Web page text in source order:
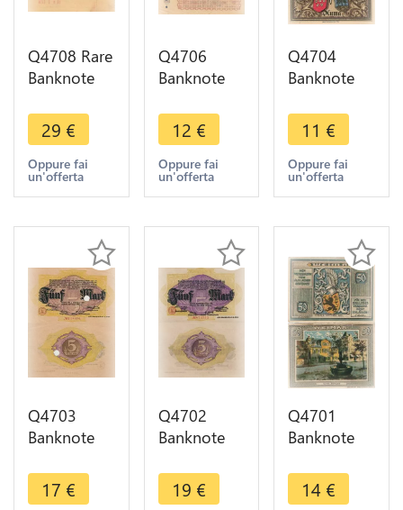
Q4708 Rare
Banknote
Metz Bank
Check
Volksbank
Reichsmark
AU
29 €
Oppure fai
un'offerta
Q4706
Banknote
Des Kreises
Arhweiler
500 000
Mark 1923
Offer
12 €
Oppure fai
un'offerta
Q4704
Banknote
Der Stadt
Huma 50
Pfennig
1921
- Make
11 €
Oppure fai
un'offerta
Q4703
Banknote
Altona
Stadt 5
17 €
Q4702
Banknote
Altona
Stadt 5
19 €
Q4701
Banknote
Schillerhaus
Weimar 50
14 €